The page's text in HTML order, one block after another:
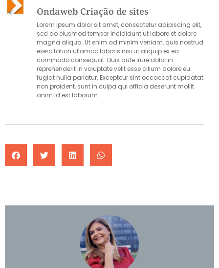
Ondaweb Criação de sites
Lorem ipsum dolor sit amet, consectetur adipiscing elit,
sed do eiusmod tempor incididunt ut labore et dolore
magna aliqua. Ut enim ad minim veniam, quis nostrud
exercitation ullamco laboris nisi ut aliquip ex ea
commodo consequat. Duis aute irure dolor in
reprehenderit in voluptate velit esse cillum dolore eu
fugiat nulla pariatur. Excepteur sint occaecat cupidatat
non proident, sunt in culpa qui officia deserunt mollit
anim id est laborum.